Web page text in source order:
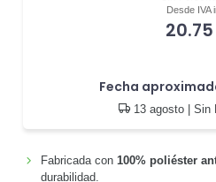
Desde IVA
Fecha
13 agosto | Sin
Fabricada con 100% poliéster
durabilidad.